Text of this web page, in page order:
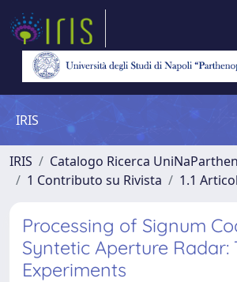
IRIS
IRIS
Catalogo Ricerca
1 Contributo su Rivista
1.1
Processing of Signum
Syntetic Aperture Radar:
Experiments